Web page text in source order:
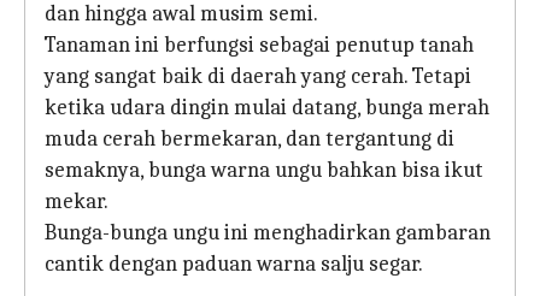
dan hingga awal musim semi.
Tanaman ini berfungsi sebagai penutup tanah
yang sangat baik di daerah yang cerah. Tetapi
ketika udara dingin mulai datang, bunga merah
muda cerah bermekaran, dan tergantung di
semaknya, bunga warna ungu bahkan bisa ikut
mekar.
Bunga-bunga ungu ini menghadirkan gambaran
cantik dengan paduan warna salju segar.